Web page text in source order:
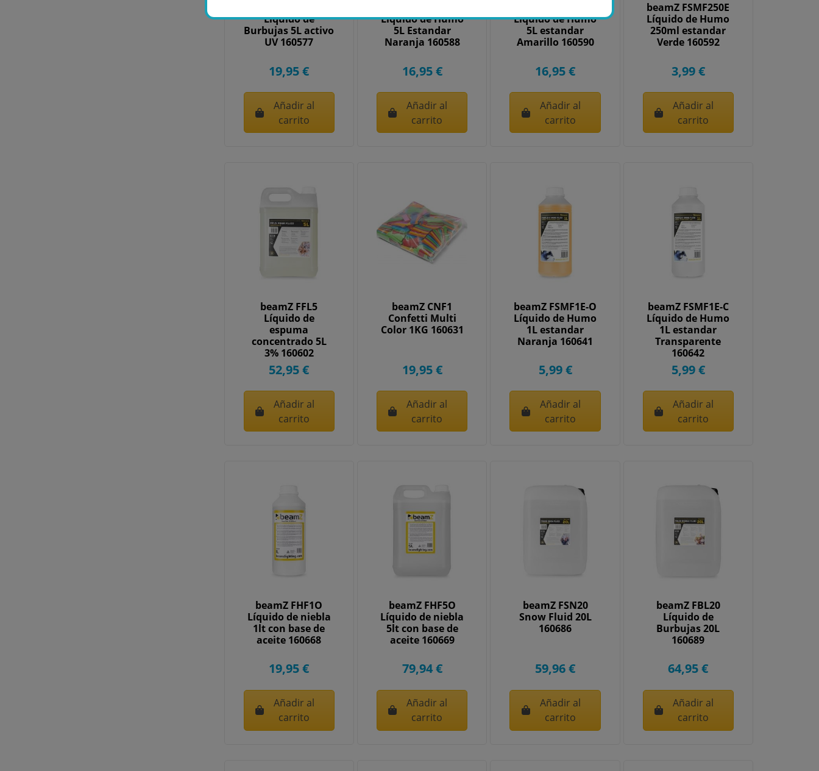
Líquido de
Burbujas 5L activo
UV 160577
19,95 €
Añadir al
carrito
Líquido de Humo
5L Estandar
Naranja 160588
16,95 €
Añadir al
carrito
Líquido de Humo
5L estandar
Amarillo 160590
16,95 €
Añadir al
carrito
beamZ FSMF250E
Líquido de Humo
250ml estandar
Verde 160592
3,99 €
Añadir al
carrito
beamZ FFL5
Líquido de
espuma
concentrado 5L
3% 160602
52,95 €
Añadir al
carrito
beamZ CNF1
Confetti Multi
Color 1KG 160631
19,95 €
Añadir al
carrito
beamZ FSMF1E-O
Líquido de Humo
1L estandar
Naranja 160641
5,99 €
Añadir al
carrito
beamZ FSMF1E-C
Líquido de Humo
1L estandar
Transparente
160642
5,99 €
Añadir al
carrito
beamZ FHF1O
Líquido de niebla
1lt con base de
aceite 160668
19,95 €
Añadir al
carrito
beamZ FHF5O
Líquido de niebla
5lt con base de
aceite 160669
79,94 €
Añadir al
carrito
beamZ FSN20
Snow Fluid 20L
160686
59,96 €
Añadir al
carrito
beamZ FBL20
Líquido de
Burbujas 20L
160689
64,95 €
Añadir al
carrito